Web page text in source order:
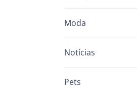
Moda
Notícias
Pets